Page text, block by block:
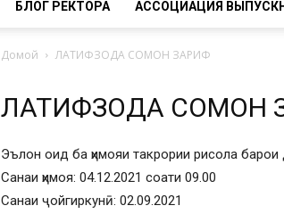
БЛОГ РЕКТОРА АССОЦИАЦИЯ
Домой ЛАТИФЗОДА СОМОН ЗАРИФ
ЛАТИФЗОДА СОМОН
Эълон оид ба ҳимояи такрории рисола
Санаи ҳимоя: 04.12.2021 соати 09.00
Санаи ҷойгиркунӣ: 02.09.2021